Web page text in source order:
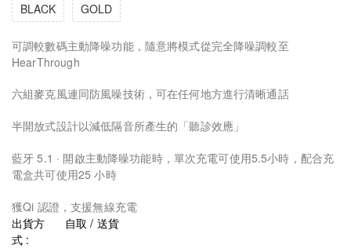
BLACK
GOLD
可調較數碼主動降噪功能，隨意將模式從完全降噪調較至
HearThrough
六組麥克風連同防風噪技術，可在任何地方進行清晰通話
半開放式設計以減低隔音所產生的「聽診效應」
藍牙 5.1 · 開啟主動降噪功能時，單次充電可使用5.5小時，配合充
電盒共可使用25 小時
獲Qi 認證，支援無線充電
出貨方
式 :
自取 / 送貨